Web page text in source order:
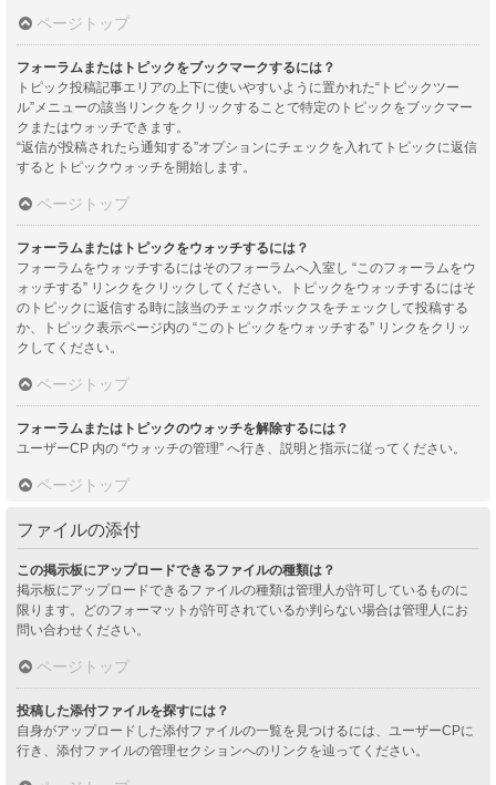
ページトップ
フォーラムまたはトピックをブックマークするには？
トピック投稿記事エリアの上下に使いやすいように置かれた“トピックツー
ル”メニューの該当リンクをクリックすることで特定のトピックをブックマー
クまたはウォッチできます。
“返信が投稿されたら通知する”オプションにチェックを入れてトピックに返信
するとトピックウォッチを開始します。
ページトップ
フォーラムまたはトピックをウォッチするには？
フォーラムをウォッチするにはそのフォーラムへ入室し “このフォーラムをウ
ォッチする” リンクをクリックしてください。トピックをウォッチするにはそ
のトピックに返信する時に該当のチェックボックスをチェックして投稿する
か、トピック表示ページ内の “このトピックをウォッチする” リンクをクリッ
クしてください。
ページトップ
フォーラムまたはトピックのウォッチを解除するには？
ユーザーCP 内の “ウォッチの管理” へ行き、説明と指示に従ってください。
ページトップ
ファイルの添付
この掲示板にアップロードできるファイルの種類は？
掲示板にアップロードできるファイルの種類は管理人が許可しているものに
限ります。どのフォーマットが許可されているか判らない場合は管理人にお
問い合わせください。
ページトップ
投稿した添付ファイルを探すには？
自身がアップロードした添付ファイルの一覧を見つけるには、ユーザーCPに
行き、添付ファイルの管理セクションへのリンクを辿ってください。